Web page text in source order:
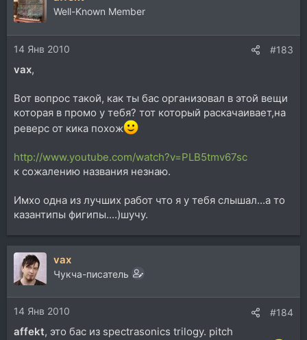
ц
и
и
:
Well-Known Member
14 Янв 2010 #183
vax,
Вот вопрос такой, как ты бас организовал в этой вещи
которая в промо у тебя? тот который раскачаивает,на
реверс от кика похож
http://www.youtube.com/watch?v=PLB5tmv67sc
к сожалению названия незнаю.
Имхо одна из лучших работ что я у тебя слышал...а то
казантипы фигипы....)шучу.
vax
Чукча-писатель
14 Янв 2010 #184
affekt, это бас из spectrasonics trilogy. pitch